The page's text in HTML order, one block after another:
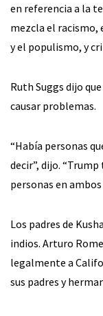
en referencia a la
mezcla el
y el populismo, y
Ruth Suggs dijo
causar problemas.
“Había personas
decir”, dijo.
personas en ambos
Los padres de
indios. Arturo
legalmente a
sus padres y